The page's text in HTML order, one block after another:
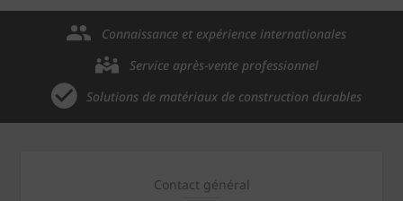
Connaissance et expérience internationales
Service après-vente professionnel
Solutions de matériaux de construction durables
Contact général